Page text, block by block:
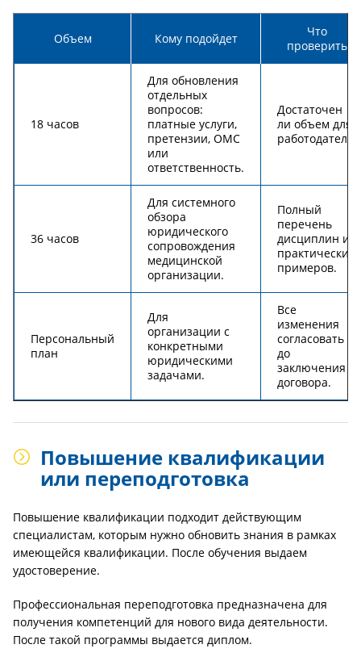
Объем Кому подойдет
Что
проверить
18 часов
Для обновления
отдельных
вопросов:
платные услуги,
претензии, ОМС
или
ответственность.
Достаточен
ли объем для
работодателя.
36 часов
Для системного
обзора
юридического
сопровождения
медицинской
организации.
Полный
перечень
дисциплин и
практических
примеров.
Персональный
план
Для
организации с
конкретными
юридическими
задачами.
Все
изменения
согласовать
до
заключения
договора.
Повышение квалификации
или переподготовка
Повышение квалификации подходит действующим
специалистам, которым нужно обновить знания в рамках
имеющейся квалификации. После обучения выдаем
удостоверение.
Профессиональная переподготовка предназначена для
получения компетенций для нового вида деятельности.
После такой программы выдается диплом.